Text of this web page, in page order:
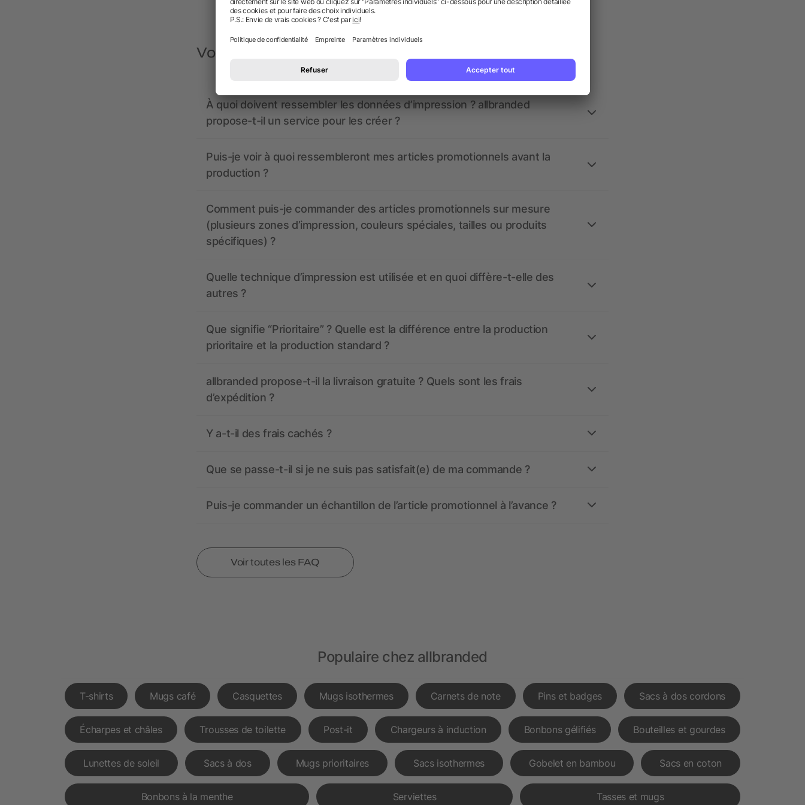
Vous avez des questions ? Nous avons les réponses.
À quoi doivent ressembler les données d’impression ? allbranded
propose-t-il un service pour les créer ?
Puis-je voir à quoi ressembleront mes articles promotionnels avant la
production ?
Comment puis-je commander des articles promotionnels sur mesure
(plusieurs zones d’impression, couleurs spéciales, tailles ou produits
spécifiques) ?
Quelle technique d’impression est utilisée et en quoi diffère-t-elle des
autres ?
Que signifie “Prioritaire” ? Quelle est la différence entre la production
prioritaire et la production standard ?
allbranded propose-t-il la livraison gratuite ? Quels sont les frais
d’expédition ?
Y a-t-il des frais cachés ?
Que se passe-t-il si je ne suis pas satisfait(e) de ma commande ?
Puis-je commander un échantillon de l’article promotionnel à l’avance ?
Voir toutes les FAQ
Populaire chez allbranded
T-shirts Mugs café Casquettes Mugs isothermes Carnets de note Pins et badges Sacs à dos cordons
Écharpes et châles Trousses de toilette Post-it Chargeurs à induction Bonbons gélifiés Bouteilles et gourdes
Lunettes de soleil Sacs à dos Mugs prioritaires Sacs isothermes Gobelet en bambou Sacs en coton
Bonbons à la menthe Serviettes Tasses et mugs